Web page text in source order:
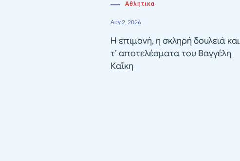
Αθλητικα
Αυγ 2, 2026
Η επιμονή, η σκληρή δουλειά και
τ’ αποτελέσματα του Βαγγέλη
Καΐκη